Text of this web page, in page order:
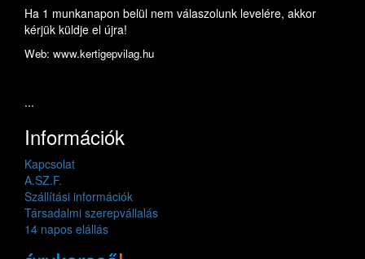
Ha 1 munkanapon belül nem válaszolunk levelére, akkor
kérjük küldje el újra!
Web: www.kertigepvilag.hu
...
Információk
Kapcsolat
A.SZ.F.
Szállítási információk
Társadalmi szerepvállalás
14 napos elállás